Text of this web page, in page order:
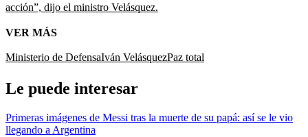
acción”, dijo el ministro Velásquez.
VER MÁS
Ministerio de DefensaIván VelásquezPaz total
Le puede interesar
Primeras imágenes de Messi tras la muerte de su papá: así se le vio
llegando a Argentina